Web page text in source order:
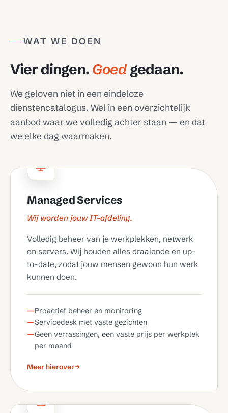
WAT WE DOEN
Vier dingen.Goedgedaan.
We geloven niet in een eindeloze
dienstencatalogus. Wel in een overzichtelijk
aanbod waar we volledig achter staan — en dat
we elke dag waarmaken.
Managed Services
Wij worden jouw IT-afdeling.
Volledig beheer van je werkplekken, netwerk
en servers. Wij houden alles draaiende en up-
to-date, zodat jouw mensen gewoon hun werk
kunnen doen.
Proactief beheer en monitoring
Servicedesk met vaste gezichten
Geen verrassingen, een vaste prijs per werkplek
per maand
Meer hierover